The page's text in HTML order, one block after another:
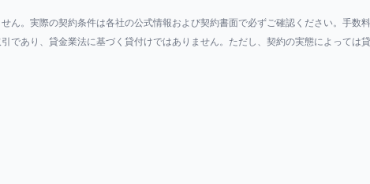
ん。実際の契約条件は各社の公式情報および契約書面で必ずご確認ください。手数
であり、貸金業法に基づく貸付けではありません。ただし、契約の実態によっては